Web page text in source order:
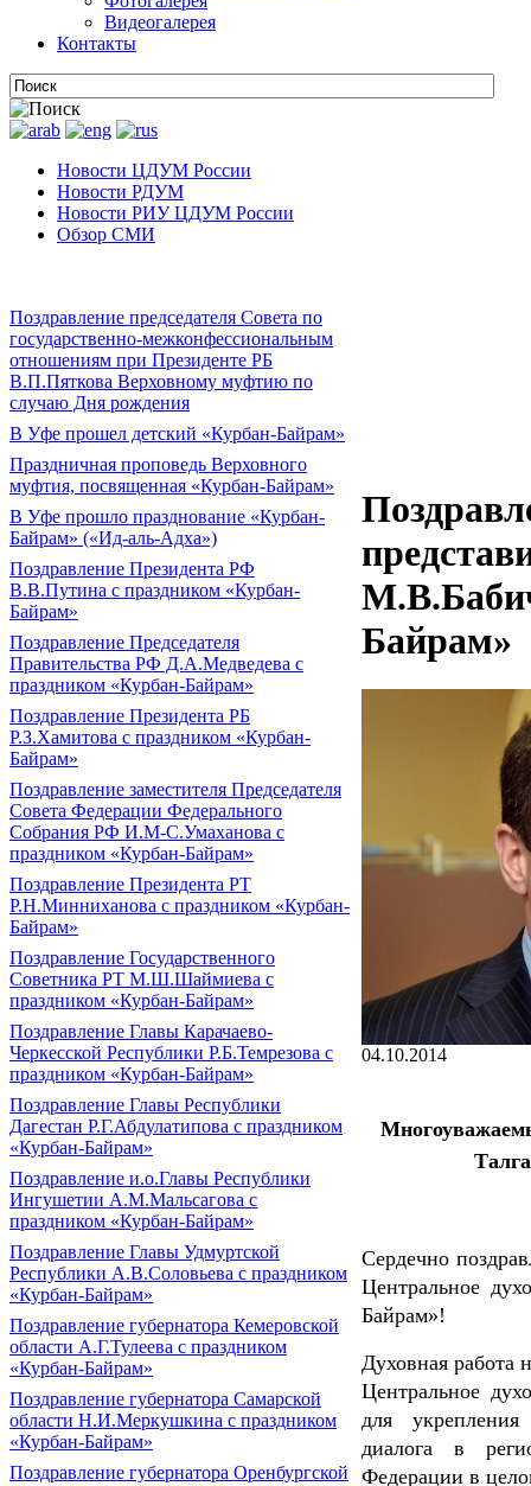
Видеогалерея
Контакты
Новости ЦДУМ России
Новости РДУМ
Новости РИУ ЦДУМ России
Обзор СМИ
Поздравление председателя Совета по
государственно-межконфессиональным
отношениям при Президенте РБ
В.П.Пяткова Верховному муфтию по
случаю Дня рождения
В Уфе прошел детский «Курбан-Байрам»
Праздничная проповедь Верховного
муфтия, посвященная «Курбан-Байрам»
В Уфе прошло празднование «Курбан-
Байрам» («Ид-аль-Адха»)
Поздравление Президента РФ
В.В.Путина с праздником «Курбан-
Байрам»
Поздравление Председателя
Правительства РФ Д.А.Медведева с
праздником «Курбан-Байрам»
Поздравление Президента РБ
Р.З.Хамитова с праздником «Курбан-
Байрам»
Поздравление заместителя Председателя
Совета Федерации Федерального
Собрания РФ И.М-С.Умаханова с
праздником «Курбан-Байрам»
Поздравление Президента РТ
Р.Н.Минниханова с праздником «Курбан-
Байрам»
Поздравление Государственного
Советника РТ М.Ш.Шаймиева с
праздником «Курбан-Байрам»
Поздравление Главы Карачаево-
Черкесской Республики Р.Б.Темрезова с
праздником «Курбан-Байрам»
Поздравление Главы Республики
Дагестан Р.Г.Абдулатипова с праздником
«Курбан-Байрам»
Поздравление и.о.Главы Республики
Ингушетии А.М.Мальсагова с
праздником «Курбан-Байрам»
Поздравление Главы Удмуртской
Республики А.В.Соловьева с праздником
«Курбан-Байрам»
Поздравление губернатора Кемеровской
области А.Г.Тулеева с праздником
«Курбан-Байрам»
Поздравление губернатора Самарской
области Н.И.Меркушкина с праздником
«Курбан-Байрам»
Поздравление губернатора Оренбургской
Байрам»
04.10.2014
Талгат
Сердечно
Центральное
Байрам»!
Духовная работа
Центральное
для укрепления
диалога в
Федерации в